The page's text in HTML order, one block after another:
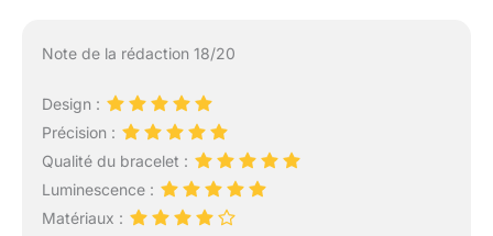
Note de la rédaction 18/20
Design :
Précision :
Qualité du bracelet :
Luminescence :
Matériaux :